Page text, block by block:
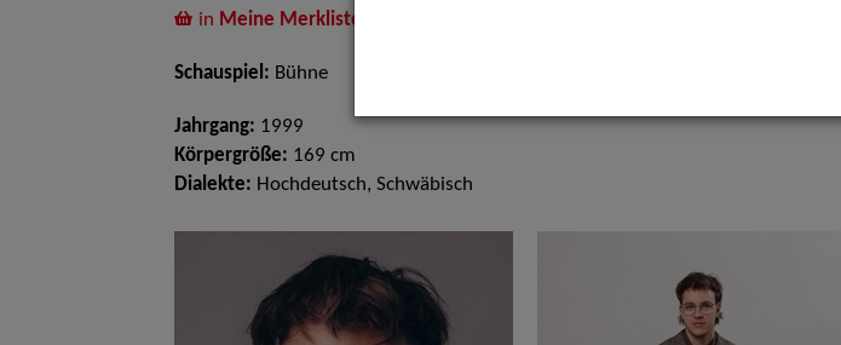
in Meine Merkliste
Schauspiel: Bühne
Jahrgang: 1999
Körpergröße: 169 cm
Dialekte: Hochdeutsch, Schwäbisch